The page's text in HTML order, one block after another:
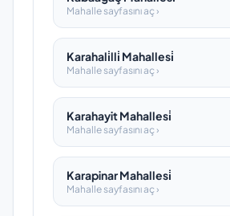
Mahalle sayfasını aç ›
Karahali̇lli̇ Mahallesi̇
Mahalle sayfasını aç ›
Karahayit Mahallesi̇
Mahalle sayfasını aç ›
Karapinar Mahallesi̇
Mahalle sayfasını aç ›